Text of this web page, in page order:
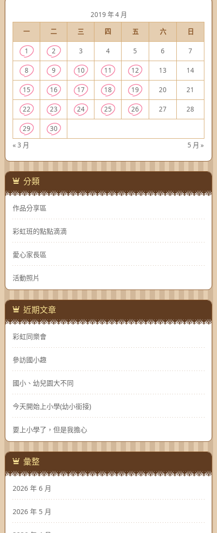
2019 年 4 月
一
二 三 四 五 六 日
« 3 月 5 月 »
1 2 3 4 5 6 7
8 9 10 11 12 13 14
15 16 17 18 19 20 21
22 23 24 25 26 27 28
29 30
分類
作品分享區
彩虹班的點點滴滴
愛心家長區
活動照片
近期文章
彩虹同樂會
參訪國小趣
國小、幼兒園大不同
今天開始上小學(幼小銜接)
要上小學了，但是我擔心
彙整
2026 年 6 月
2026 年 5 月